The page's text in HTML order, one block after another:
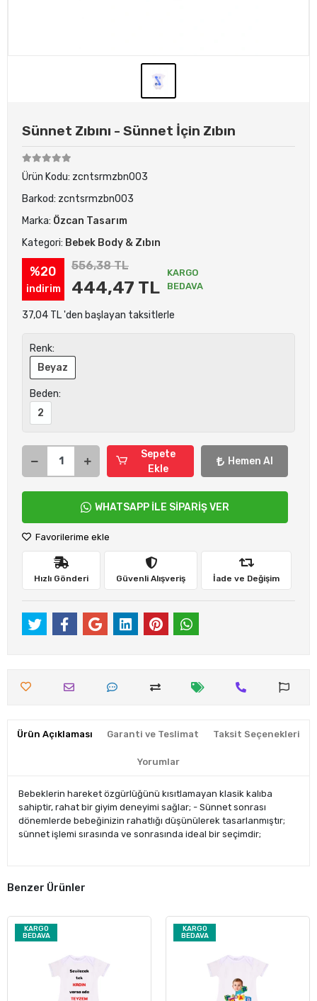
Sünnet Zıbını - Sünnet İçin Zıbın
Ürün Kodu: zcntsrmzbn003
Barkod: zcntsrmzbn003
Marka: Özcan Tasarım
Kategori: Bebek Body & Zıbın
%20
indirim
556,38 TL
444,47 TL
KARGO
BEDAVA
37,04 TL 'den başlayan taksitlerle
Renk:
Beyaz
Beden:
2
Sepete
Ekle
Hemen Al
WHATSAPP İLE SİPARİŞ VER
Favorilerime ekle
Hızlı Gönderi Güvenli Alışveriş İade ve Değişim
Ürün Açıklaması Garanti ve Teslimat Taksit Seçenekleri
Yorumlar
Bebeklerin hareket özgürlüğünü kısıtlamayan klasik kalıba
sahiptir, rahat bir giyim deneyimi sağlar; - Sünnet sonrası
dönemlerde bebeğinizin rahatlığı düşünülerek tasarlanmıştır;
sünnet işlemi sırasında ve sonrasında ideal bir seçimdir;
Benzer Ürünler
KARGO
BEDAVA
KARGO
BEDAVA